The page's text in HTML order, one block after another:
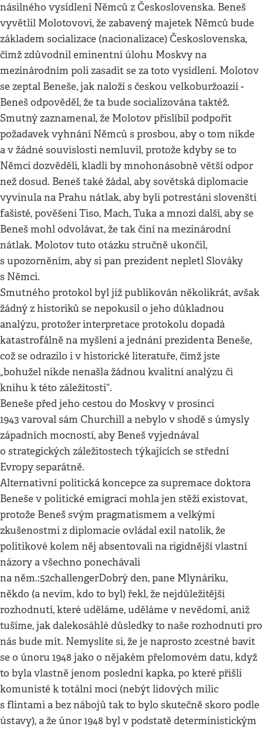
násilného vysídlení Němců z Československa. Beneš
vyvětlil Molotovovi, že zabavený majetek Němců bude
základem socializace (nacionalizace) Československa,
čímž zdůvodnil eminentní úlohu Moskvy na
mezinárodním poli zasadit se za toto vysídlení. Molotov
se zeptal Beneše, jak naloží s českou velkoburžoazií -
Beneš odpověděl, že ta bude socializována taktéž.
Smutný zaznamenal, že Molotov přislíbil podpořit
požadavek vyhnání Němců s prosbou, aby o tom nikde
a v žádné souvislosti nemluvil, protože kdyby se to
Němci dozvěděli, kladli by mnohonásobně větší odpor
než dosud. Beneš také žádal, aby sovětská diplomacie
vyvinula na Prahu nátlak, aby byli potrestáni slovenští
fašisté, pověšeni Tiso, Mach, Tuka a mnozí další, aby se
Beneš mohl odvolávat, že tak činí na mezinárodní
nátlak. Molotov tuto otázku stručně ukončil,
s upozorněním, aby si pan prezident nepletl Slováky
s Němci.
Smutného protokol byl již publikován několikrát, avšak
žádný z historiků se nepokusil o jeho důkladnou
analýzu, protožer interpretace protokolu dopadá
katastrofálně na myšlení a jednání prezidenta Beneše,
což se odrazilo i v historické literatuře, čímž jste
„bohužel nikde nenašla žádnou kvalitní analýzu či
knihu k této záležitosti“.
Beneše před jeho cestou do Moskvy v prosinci
1943 varoval sám Churchill a nebylo v shodě s úmysly
západních mocností, aby Beneš vyjednával
o strategických záležitostech týkajících se střední
Evropy separátně.
Alternativní politická koncepce za supremace doktora
Beneše v politické emigraci mohla jen stěží existovat,
protože Beneš svým pragmatismem a velkými
zkušenostmi z diplomacie ovládal exil natolik, že
politikové kolem něj absentovali na rigidnější vlastní
názory a všechno ponechávali
na něm.:52challengerDobrý den, pane Mlynáriku,
někdo (a nevím, kdo to byl) řekl, že nejdůležitější
rozhodnutí, které uděláme, uděláme v nevědomí, aniž
tušíme, jak dalekosáhlé důsledky to naše rozhodnutí pro
nás bude mít. Nemyslíte si, že je naprosto zcestné bavit
se o únoru 1948 jako o nějakém přelomovém datu, když
to byla vlastně jenom poslední kapka, po které přišli
komunisté k totální moci (nebýt lidových milic
s flintami a bez nábojů tak to bylo skutečně skoro podle
ústavy), a že únor 1948 byl v podstatě deterministickým